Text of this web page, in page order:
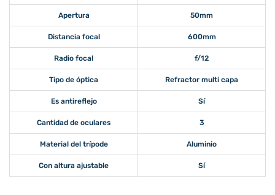
Apertura 50mm
Distancia focal 600mm
Radio focal f/12
Tipo de óptica Refractor multi capa
Es antireflejo Sí
Cantidad de oculares 3
Material del trípode Aluminio
Con altura ajustable Sí